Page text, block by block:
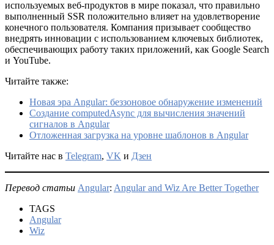
используемых веб-продуктов в мире показал, что правильно
выполненный SSR положительно влияет на удовлетворение
конечного пользователя. Компания призывает сообщество
внедрять инновации с использованием ключевых библиотек,
обеспечивающих работу таких приложений, как Google Search
и YouTube.
Читайте также:
Новая эра Angular: беззоновое обнаружение изменений
Создание computedAsync для вычисления значений
сигналов в Angular
Отложенная загрузка на уровне шаблонов в Angular
Читайте нас в Telegram, VK и Дзен
Перевод статьи Angular: Angular and Wiz Are Better Together
TAGS
Angular
Wiz